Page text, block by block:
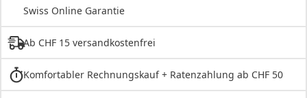
Swiss Online Garantie
Ab CHF 15 versandkostenfrei
Komfortabler Rechnungskauf + Ratenzahlung ab CHF 50